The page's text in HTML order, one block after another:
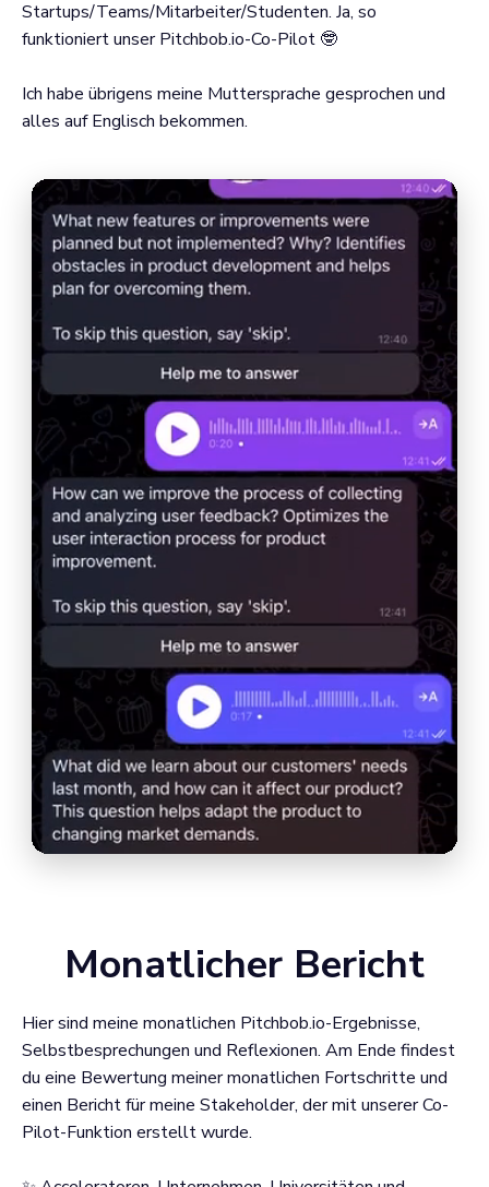
Startups/Teams/Mitarbeiter/Studenten. Ja, so
funktioniert unser Pitchbob.io-Co-Pilot 🤓
Ich habe übrigens meine Muttersprache gesprochen und
alles auf Englisch bekommen.
Monatlicher Bericht
Hier sind meine monatlichen Pitchbob.io-Ergebnisse,
Selbstbesprechungen und Reflexionen. Am Ende findest
du eine Bewertung meiner monatlichen Fortschritte und
einen Bericht für meine Stakeholder, der mit unserer Co-
Pilot-Funktion erstellt wurde.